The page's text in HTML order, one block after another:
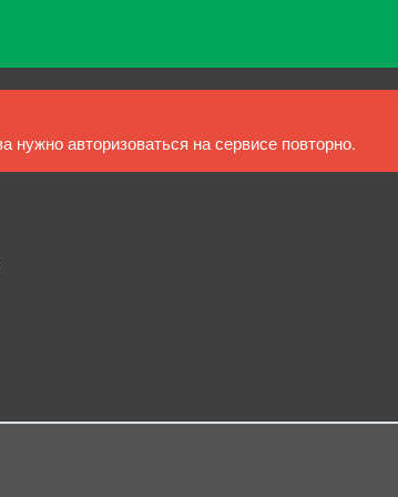
авторизоваться на сервисе повторно.